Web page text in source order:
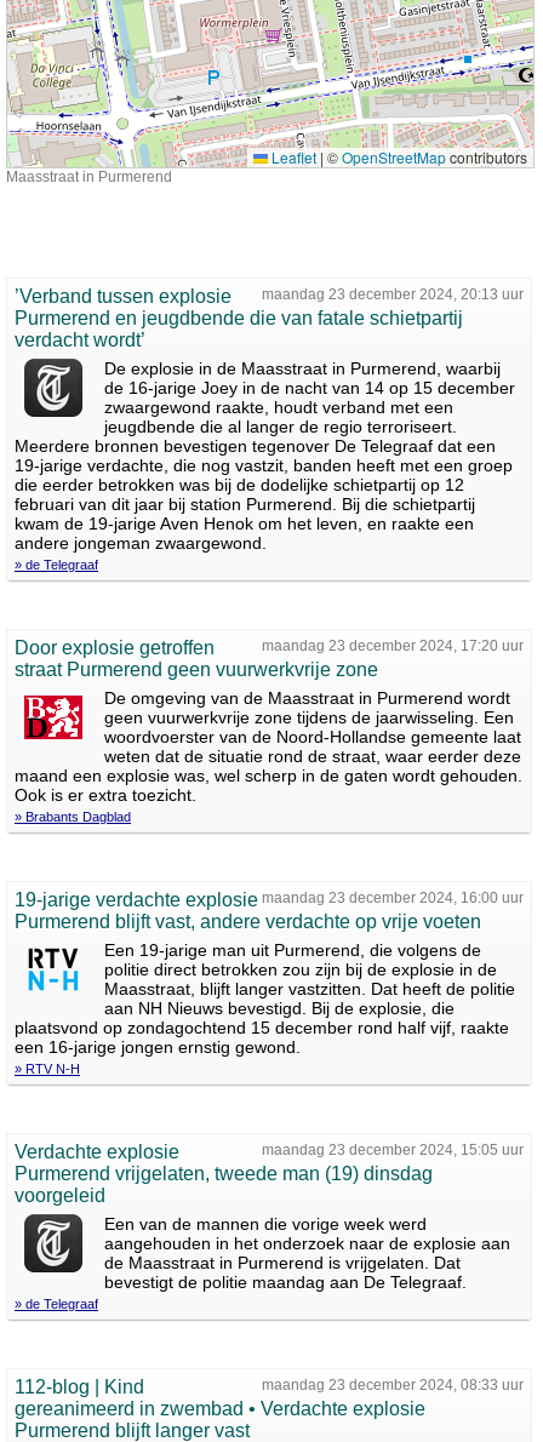
Leaflet | ©OpenStreetMapcontributors
Maasstraat in Purmerend
maandag 23 december 2024, 20:13 uur
’Verband tussen explosie
Purmerend en jeugdbende die van fatale schietpartij
verdacht wordt’
De explosie in de Maasstraat in Purmerend, waarbij
de 16-jarige Joey in de nacht van 14 op 15 december
zwaargewond raakte, houdt verband met een
jeugdbende die al langer de regio terroriseert.
Meerdere bronnen bevestigen tegenover De Telegraaf dat een
19-jarige verdachte, die nog vastzit, banden heeft met een groep
die eerder betrokken was bij de dodelijke schietpartij op 12
februari van dit jaar bij station Purmerend. Bij die schietpartij
kwam de 19-jarige Aven Henok om het leven, en raakte een
andere jongeman zwaargewond.
» de Telegraaf
maandag 23 december 2024, 17:20 uur
Door explosie getroffen
straat Purmerend geen vuurwerkvrije zone
De omgeving van de Maasstraat in Purmerend wordt
geen vuurwerkvrije zone tijdens de jaarwisseling. Een
woordvoerster van de Noord-Hollandse gemeente laat
weten dat de situatie rond de straat, waar eerder deze
maand een explosie was, wel scherp in de gaten wordt gehouden.
Ook is er extra toezicht.
» Brabants Dagblad
maandag 23 december 2024, 16:00 uur
19-jarige verdachte explosie
Purmerend blijft vast, andere verdachte op vrije voeten
Een 19-jarige man uit Purmerend, die volgens de
politie direct betrokken zou zijn bij de explosie in de
Maasstraat, blijft langer vastzitten. Dat heeft de politie
aan NH Nieuws bevestigd. Bij de explosie, die
plaatsvond op zondagochtend 15 december rond half vijf, raakte
een 16-jarige jongen ernstig gewond.
» RTV N-H
maandag 23 december 2024, 15:05 uur
Verdachte explosie
Purmerend vrijgelaten, tweede man (19) dinsdag
voorgeleid
Een van de mannen die vorige week werd
aangehouden in het onderzoek naar de explosie aan
de Maasstraat in Purmerend is vrijgelaten. Dat
bevestigt de politie maandag aan De Telegraaf.
» de Telegraaf
maandag 23 december 2024, 08:33 uur
112-blog | Kind
gereanimeerd in zwembad • Verdachte explosie
Purmerend blijft langer vast